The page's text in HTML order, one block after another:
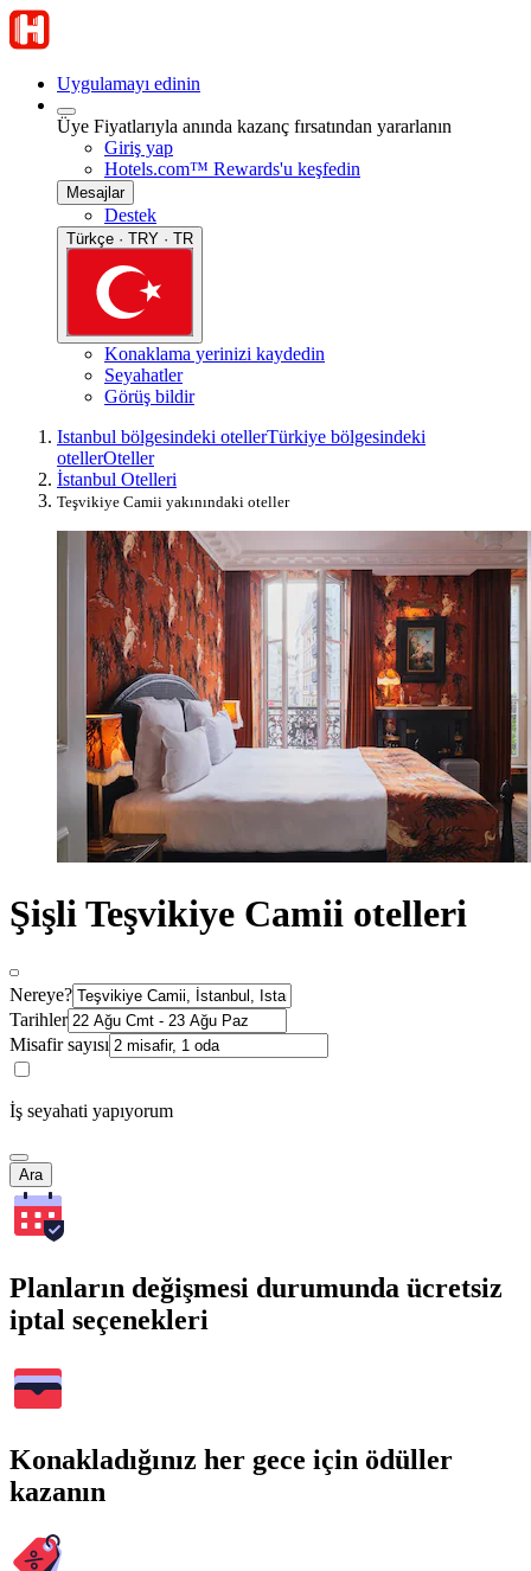
Uygulamayı edinin
Üye Fiyatlarıyla anında kazanç fırsatından yararlanın
Giriş yap
Hotels.com™ Rewards'u keşfedin
Mesajlar
Destek
Türkçe · TRY · TR
Konaklama yerinizi kaydedin
Seyahatler
Görüş bildir
Istanbul bölgesindeki otellerTürkiye bölgesindeki
otellerOteller
İstanbul Otelleri
Teşvikiye Camii yakınındaki oteller
Şişli Teşvikiye Camii otelleri
Nereye?
Tarihler
Misafir sayısı
İş seyahati yapıyorum
Ara
Planların değişmesi durumunda ücretsiz
iptal seçenekleri
Konakladığınız her gece için ödüller
kazanın